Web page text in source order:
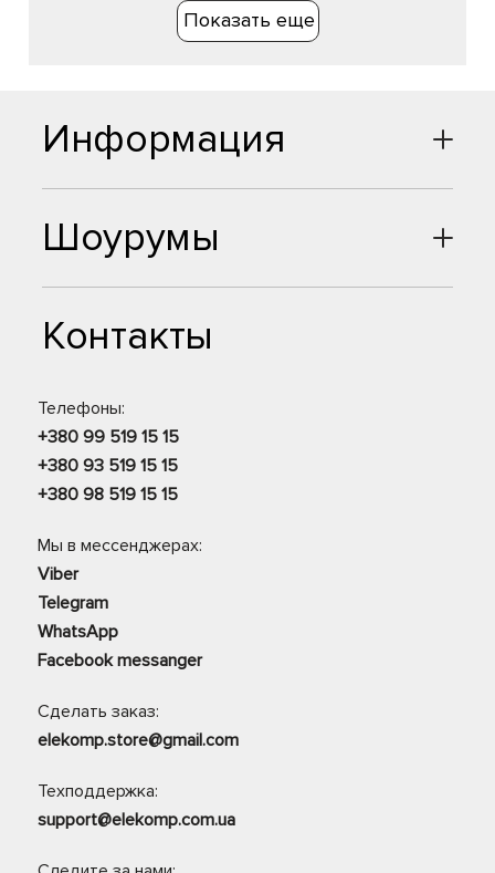
Показать еще
Шоурумы
Контакты
Телефоны:
+380 99 519 15 15
+380 93 519 15 15
+380 98 519 15 15
Мы в мессенджерах:
Viber
Telegram
WhatsApp
Facebook messanger
Сделать заказ:
elekomp.store@gmail.com
Техподдержка:
support@elekomp.com.ua
Информация